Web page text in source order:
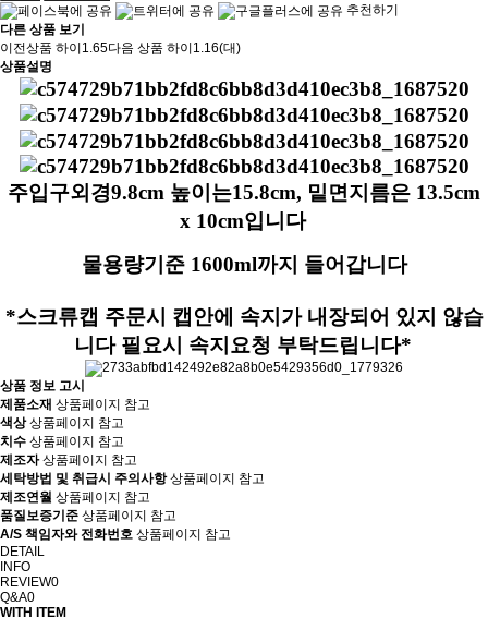
추천하기
다른 상품 보기
이전상품 하이1.65다음 상품 하이1.16(대)
상품설명
주입구외경9.8cm 높이는15.8cm, 밑면지름은 13.5cm
x 10cm입니다
물용량기준 1600ml까지 들어갑니다
*스크류캡 주문시 캡안에 속지가 내장되어 있지 않습
니다 필요시 속지요청 부탁드립니다*
상품 정보 고시
제품소재 상품페이지 참고
색상 상품페이지 참고
치수 상품페이지 참고
제조자 상품페이지 참고
세탁방법 및 취급시 주의사항 상품페이지 참고
제조연월 상품페이지 참고
품질보증기준 상품페이지 참고
A/S 책임자와 전화번호 상품페이지 참고
DETAIL
INFO
REVIEW0
Q&A0
WITH ITEM